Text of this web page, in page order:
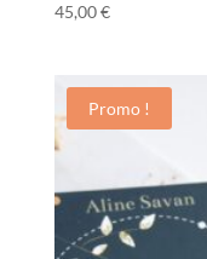
45,00€
Promo !